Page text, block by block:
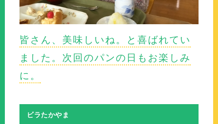
皆さん、美味しいね。と喜ばれてい
ました。次回のパンの日もお楽しみ
に。
ビラたかやま